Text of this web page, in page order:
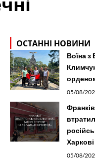
ОСТАННІ НОВИНИ
Воїна
05/08/
Харкові
05/08/